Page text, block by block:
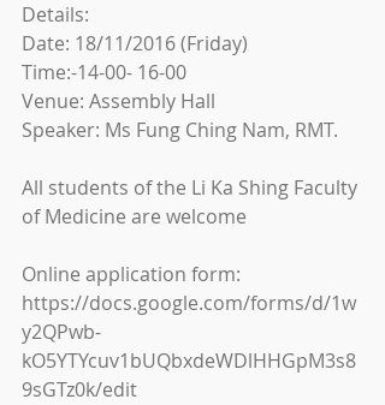
Details:
Date: 18/11/2016 (Friday)
Time:-14-00- 16-00
Venue: Assembly Hall
Speaker: Ms Fung Ching Nam, RMT.
All students of the Li Ka Shing Faculty
of Medicine are welcome
Online application form:
https://docs.google.com/forms/d/1w
y2QPwb-
kO5YTYcuv1bUQbxdeWDlHHGpM3s8
9sGTz0k/edit